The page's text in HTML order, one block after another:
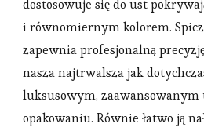
dostosowuje się do ust
i równomiernym kolorem.
zapewnia profesjonalną
nasza najtrwalsza jak
luksusowym, zaawansowanym
opakowaniu. Równie łatwo ją